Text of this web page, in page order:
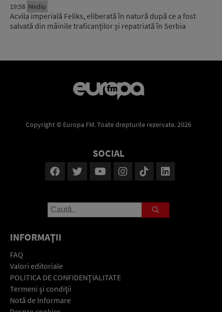
19:58 Mediu
Acvila imperială Feliks, eliberată în natură după ce a fost
salvată din mâinile traficanților și repatriată în Serbia
Copyright © Europa FM. Toate drepturile rezervate. 2026
SOCIAL
INFORMAŢII
FAQ
Valori editoriale
POLITICA DE CONFIDENŢIALITATE
Termeni şi condiţii
Notă de Informare